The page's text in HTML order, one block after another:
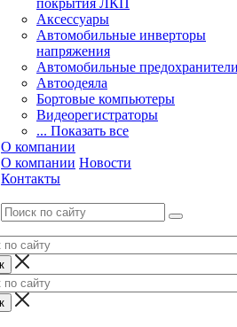
покрытия ЛКП
Аксессуары
Автомобильные инверторы
напряжения
Автомобильные
Автоодеяла
Бортовые компьютеры
Видеорегистраторы
... Показать все
О компании
О компании Новости
Контакты